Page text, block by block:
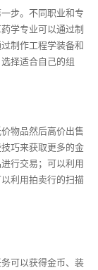
步。不同职业和专
学专业可以通过制
制作工程学装备和
择适合自己的组
物品然后高价出售
巧来获取更多的金
行交易；可以利用
利用拍卖行的扫描
可以获得金币、装